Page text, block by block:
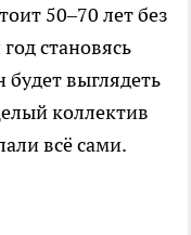
50–70 лет без
становясь
выглядеть
коллектив
всё сами.